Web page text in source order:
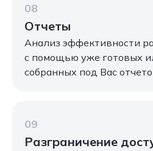
08
Отчеты
Анализ эффективности
с помощью уже готовых
собранных под Вас
09
Разграничение